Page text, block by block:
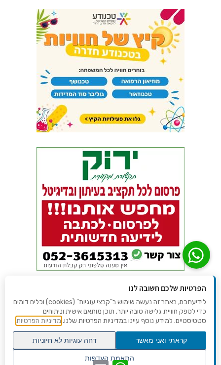
גלילה
הפרטיות שלכם חשובה לנו
לידיעתכם, באתר זה נעשה שימוש ב"קבצי עוגיות" (cookies) וכלים דומים
כדי לספק חוויית גלישה טובה יותר, תוכן מותאם אישית וניתוחים
סטטיסטיים. למידע נוסף עיינו במדיניות הפרטיות שלנו. מדיניות הפרטיות
קראתי ואני מאשר
דחה עוגיות לא חיוניות
התאמת העדפות